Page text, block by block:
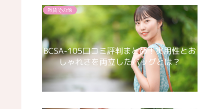
雑貨その他